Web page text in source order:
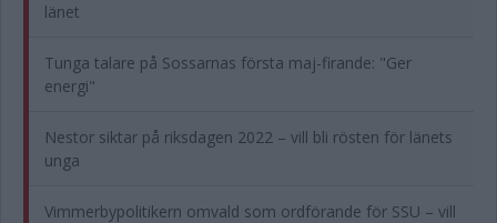
länet
Tunga talare på Sossarnas första maj-firande: "Ger
energi"
Nestor siktar på riksdagen 2022 – vill bli rösten för länets
unga
Vimmerbypolitikern omvald som ordförande för SSU – vill